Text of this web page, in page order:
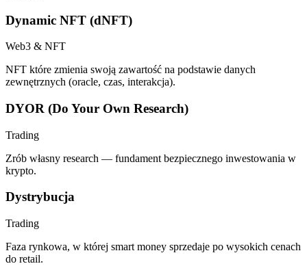
Dynamic NFT (dNFT)
Web3 & NFT
NFT które zmienia swoją zawartość na podstawie danych
zewnętrznych (oracle, czas, interakcja).
DYOR (Do Your Own Research)
Trading
Zrób własny research — fundament bezpiecznego inwestowania w
krypto.
Dystrybucja
Trading
Faza rynkowa, w której smart money sprzedaje po wysokich cenach
do retail.